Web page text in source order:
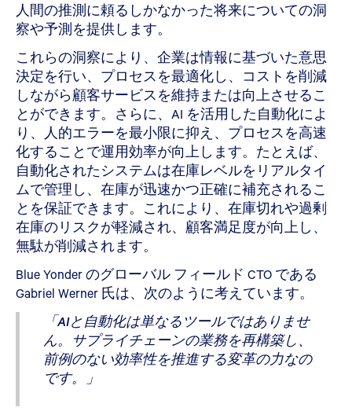
人間の推測に頼るしかなかった将来についての洞
察や予測を提供します。
これらの洞察により、企業は情報に基づいた意思
決定を行い、プロセスを最適化し、コストを削減
しながら顧客サービスを維持または向上させるこ
とができます。さらに、AI を活用した自動化によ
り、人的エラーを最小限に抑え、プロセスを高速
化することで運用効率が向上します。たとえば、
自動化されたシステムは在庫レベルをリアルタイ
ムで管理し、在庫が迅速かつ正確に補充されるこ
とを保証できます。これにより、在庫切れや過剰
在庫のリスクが軽減され、顧客満足度が向上し、
無駄が削減されます。
Blue Yonder のグローバル フィールド CTO である
Gabriel Werner 氏は、次のように考えています。
「AIと自動化は単なるツールではありませ
ん。サプライチェーンの業務を再構築し、
前例のない効率性を推進する変革の力なの
です。」